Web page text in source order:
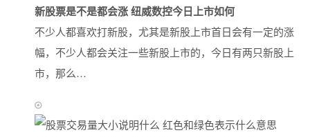
新股票是不是都会涨 纽威数控今日上市如何
不少人都喜欢打新股，尤其是新股上市首日会有一定的涨
幅，不少人都会关注一些新股上市的，今日有两只新股上
市，那么…